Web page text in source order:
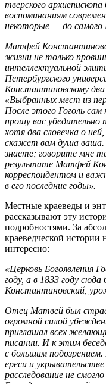
тверского
воспоминаниям
некоторые — до
Матфей
жизни не только
интеллектуальной
Петербургского
Константиновскому
«Выбранных мест из
После этого Гоголь
прошу вас убедительно
хотя два словечка о
скажет вам душа ваша.
знаете; говорите мне
результате Матфей
корреспондентом и
в его последние годы».
Местные краеведы и
рассказывают эту
подробностями. За
краеведческой истории
интересно:
«Церковь Богоявления
году, а в 1833 году
Константиновский,
Отец Матвей был
огромной силой
приглашал всех
писании. И к этим
с большим
ереси и
расследование не